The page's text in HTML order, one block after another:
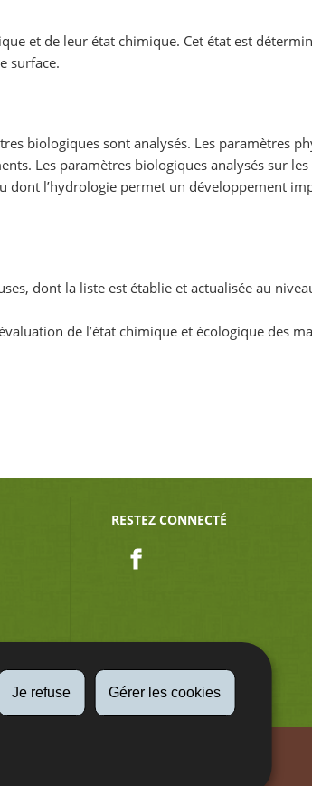
Je refuse Gérer les cookies
et de leur état chimique. Cet état est
surface.
biologiques sont analysés. Les paramètres
Les paramètres biologiques analysés sur les
dont l’hydrologie permet un développement
dont la liste est établie et actualisée au
de l’état chimique et écologique des
RESTEZ CONNECTÉ